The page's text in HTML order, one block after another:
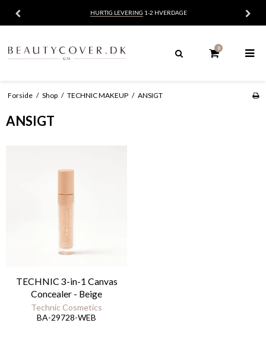
1-2 HVERDAGE DANSK
0
Forside / Shop / TECHNIC MAKEUP / ANSIGT
ANSIGT
TECHNIC 3-in-1 Canvas
Concealer - Beige
Technic Cosmetics
BA-29728-WEB